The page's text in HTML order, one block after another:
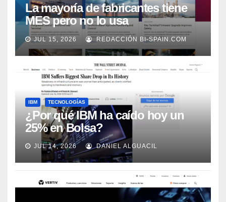
La mayoría de fabricantes tiene
MES pero no lo usa
adecuadamente, según Rockwell
Automation
JUL 15, 2026 REDACCIÓN BI-SPAIN.COM
IBM TECNOLOGÍAS
¿Por qué IBM ha caído hoy un
25% en Bolsa?
JUL 14, 2026 DANIEL ALGUACIL